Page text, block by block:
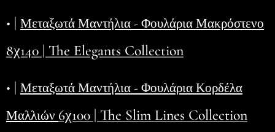
• | Μεταξωτά Μαντήλια - Φουλάρια Μακρόστενο
8χ140 | The Elegants Collection
• | Μεταξωτά Μαντήλια - Φουλάρια Κορδέλα
Μαλλιών 6χ100 | The Slim Lines Collection